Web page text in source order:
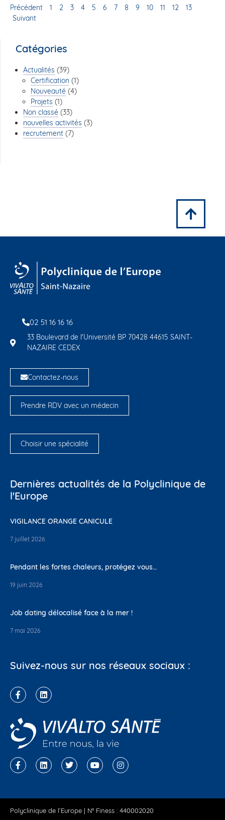
Précédent 1 2 3 4 5 6 7 8 9 10 11 12
13
Suivant
Catégories
Actualités (39)
Certification (1)
Nouveauté (4)
Projets (1)
Non classé (33)
nouvelles activités (3)
recrutement (7)
02 51 16 16 16
33 Boulevard de l'Université BP 70428 44615 SAINT-
NAZAIRE CEDEX
Contactez-nous
Prendre RDV avec un médecin
Choisir une spécialité
Dernières actualités de la Polyclinique de
l'Europe
VIGILANCE ORANGE CANICULE
7 juillet 2026
Pendant les fortes chaleurs, protégez vous…
19 juin 2026
Job dating délocalisé face à la mer !
7 mai 2026
Suivez-nous sur nos réseaux sociaux :
Polyclinique de l’Europe | N° Finess : 440002020